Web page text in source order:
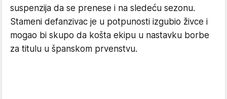
suspenzija da se prenese i na sledeću sezonu.
Stameni defanzivac je u potpunosti izgubio živce i
mogao bi skupo da košta ekipu u nastavku borbe
za titulu u španskom prvenstvu.